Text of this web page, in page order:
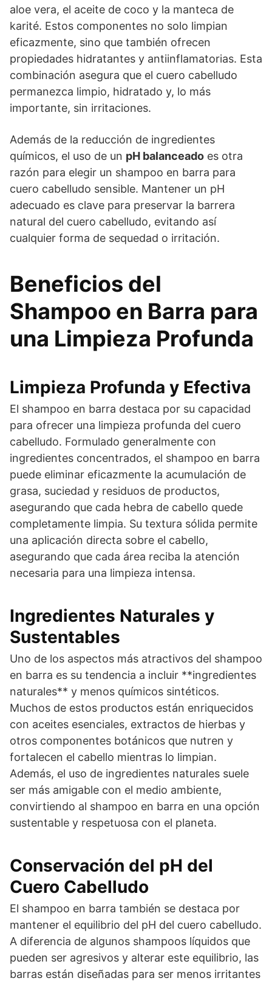
aloe vera, el aceite de coco y la manteca de
karité. Estos componentes no solo limpian
eficazmente, sino que también ofrecen
propiedades hidratantes y antiinflamatorias. Esta
combinación asegura que el cuero cabelludo
permanezca limpio, hidratado y, lo más
importante, sin irritaciones.
Además de la reducción de ingredientes
químicos, el uso de un pH balanceado es otra
razón para elegir un shampoo en barra para
cuero cabelludo sensible. Mantener un pH
adecuado es clave para preservar la barrera
natural del cuero cabelludo, evitando así
cualquier forma de sequedad o irritación.
Beneficios del
Shampoo en Barra para
una Limpieza Profunda
Limpieza Profunda y Efectiva
El shampoo en barra destaca por su capacidad
para ofrecer una limpieza profunda del cuero
cabelludo. Formulado generalmente con
ingredientes concentrados, el shampoo en barra
puede eliminar eficazmente la acumulación de
grasa, suciedad y residuos de productos,
asegurando que cada hebra de cabello quede
completamente limpia. Su textura sólida permite
una aplicación directa sobre el cabello,
asegurando que cada área reciba la atención
necesaria para una limpieza intensa.
Ingredientes Naturales y
Sustentables
Uno de los aspectos más atractivos del shampoo
en barra es su tendencia a incluir **ingredientes
naturales** y menos químicos sintéticos.
Muchos de estos productos están enriquecidos
con aceites esenciales, extractos de hierbas y
otros componentes botánicos que nutren y
fortalecen el cabello mientras lo limpian.
Además, el uso de ingredientes naturales suele
ser más amigable con el medio ambiente,
convirtiendo al shampoo en barra en una opción
sustentable y respetuosa con el planeta.
Conservación del pH del
Cuero Cabelludo
El shampoo en barra también se destaca por
mantener el equilibrio del pH del cuero cabelludo.
A diferencia de algunos shampoos líquidos que
pueden ser agresivos y alterar este equilibrio, las
barras están diseñadas para ser menos irritantes